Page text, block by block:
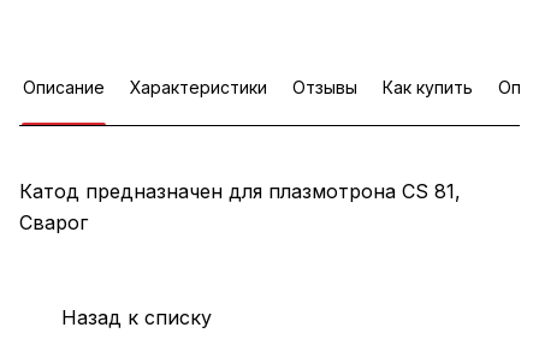
Описание Характеристики Отзывы Как купить
Катод предназначен для плазмотрона СS 81,
Сварог
Назад к списку